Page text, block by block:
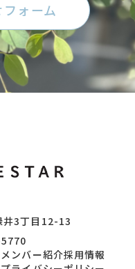
ォーム
井3丁目12-13
メンバー紹介採用情報